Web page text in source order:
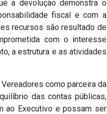
a devolução demonstra o
fiscal e com a
recursos são resultado de
com o interesse
a estrutura e as atividades
como parceira da
das contas públicas,
ao Executivo e possam ser